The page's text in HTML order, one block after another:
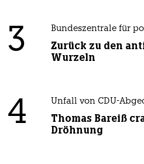
3 Bundeszentrale für
Zurück zu den
Wurzeln
4 Unfall von CDU-
Thomas Bareiß
Dröhnung